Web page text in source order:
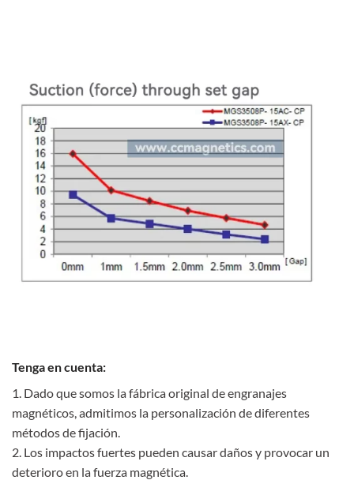
Tenga en cuenta:
1. Dado que somos la fábrica original de engranajes
magnéticos, admitimos la personalización de diferentes
métodos de fijación.
2. Los impactos fuertes pueden causar daños y provocar un
deterioro en la fuerza magnética.